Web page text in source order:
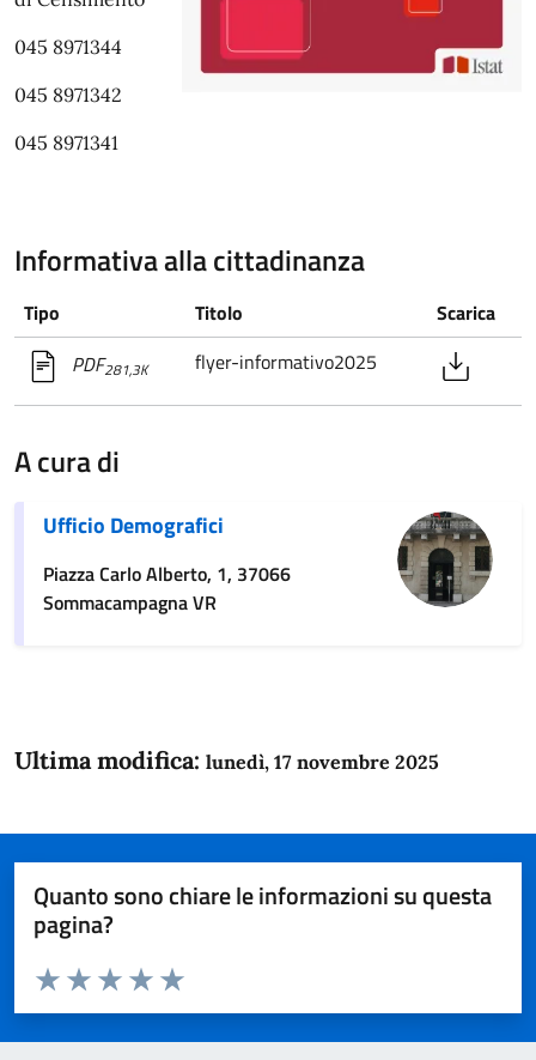
045 8971344
045 8971342
045 8971341
Informativa alla cittadinanza
Tipo Titolo
Scarica
PDF281,3K flyer-informativo2025
A cura di
Ufficio Demografici
Piazza Carlo Alberto, 1, 37066
Sommacampagna VR
Ultima modifica: lunedì, 17 novembre 2025
Quanto sono chiare le informazioni su questa
pagina?
Domanda
Valuta da 1 a 5 stelle la pagina
Valuta 5 stelle su 5
Valuta 4 stelle su 5
Valuta 3 stelle su 5
Valuta 2 stelle su 5
Valuta 1 stelle su 5